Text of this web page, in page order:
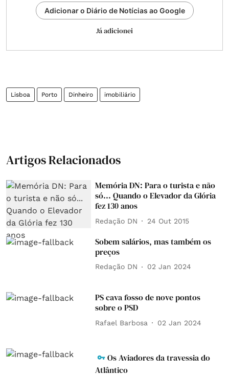
Adicionar o Diário de Notícias ao Google
Já adicionei
Lisboa Porto Dinheiro imobiliário
Artigos Relacionados
Memória DN: Para o turista e não
só... Quando o Elevador da Glória
fez 130 anos
Redação DN 24 Out 2015
Sobem salários, mas também os
preços
Redação DN 02 Jan 2024
PS cava fosso de nove pontos
sobre o PSD
Rafael Barbosa 02 Jan 2024
Os Aviadores da travessia do
Atlântico